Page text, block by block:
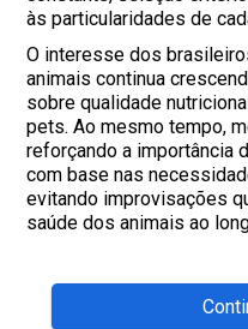
às particularidades de
O interesse dos
animais continua
sobre qualidade
pets. Ao mesmo tempo,
reforçando a importância
com base nas
evitando improvisações
saúde dos animais ao